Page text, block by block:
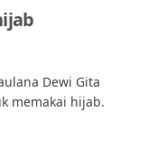
Dewi Gita
memakai hijab.